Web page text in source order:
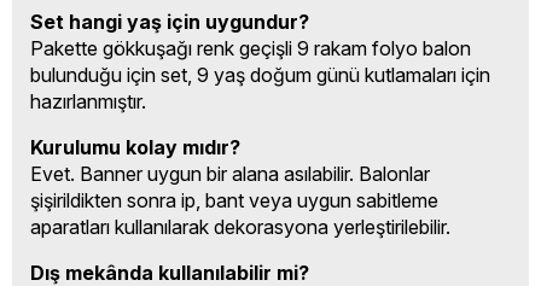
Set hangi yaş için uygundur?
Pakette gökkuşağı renk geçişli 9 rakam folyo balon
bulunduğu için set, 9 yaş doğum günü kutlamaları için
hazırlanmıştır.
Kurulumu kolay mıdır?
Evet. Banner uygun bir alana asılabilir. Balonlar
şişirildikten sonra ip, bant veya uygun sabitleme
aparatları kullanılarak dekorasyona yerleştirilebilir.
Dış mekânda kullanılabilir mi?